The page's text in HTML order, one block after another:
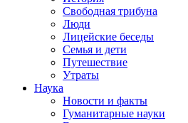
Свободная трибуна
Люди
Лицейские беседы
Семья и дети
Путешествие
Утраты
Наука
Новости и факты
Гуманитарные науки